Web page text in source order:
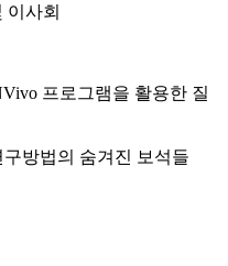
이사회
프로그램을 활용한 질
방법의 숨겨진 보석들